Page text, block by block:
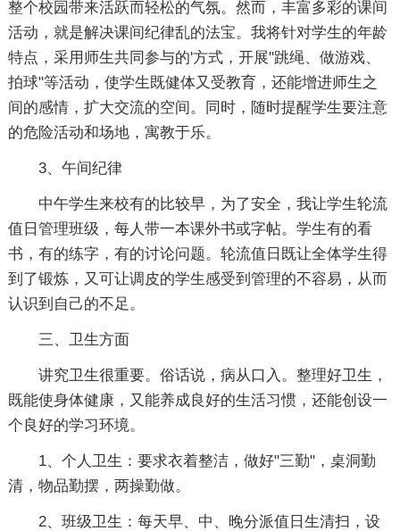
整个校园带来活跃而轻松的气氛。然而，丰富多彩的课间
活动，就是解决课间纪律乱的法宝。我将针对学生的年龄
特点，采用师生共同参与的'方式，开展"跳绳、做游戏、
拍球"等活动，使学生既健体又受教育，还能增进师生之
间的感情，扩大交流的空间。同时，随时提醒学生要注意
的危险活动和场地，寓教于乐。
3、午间纪律
中午学生来校有的比较早，为了安全，我让学生轮流
值日管理班级，每人带一本课外书或字帖。学生有的看
书，有的练字，有的讨论问题。轮流值日既让全体学生得
到了锻炼，又可让调皮的学生感受到管理的不容易，从而
认识到自己的不足。
三、卫生方面
讲究卫生很重要。俗话说，病从口入。整理好卫生，
既能使身体健康，又能养成良好的生活习惯，还能创设一
个良好的学习环境。
1、个人卫生：要求衣着整洁，做好"三勤"，桌洞勤
清，物品勤摆，两操勤做。
2、班级卫生：每天早、中、晚分派值日生清扫，设